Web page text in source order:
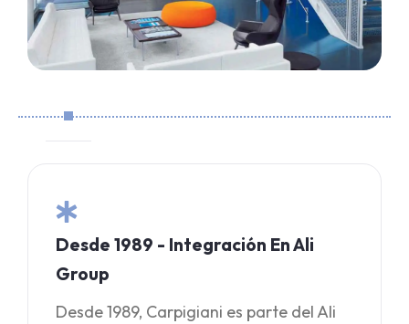
Desde 1989 - Integración En Ali
Group
Desde 1989, Carpigiani es parte del Ali